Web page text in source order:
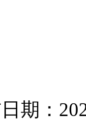
期：